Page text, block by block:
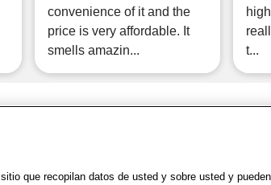
convenience of it and the
price is very affordable. It
smells amazin...
t...
| Accesibilidad | Política de Privacidad | WA Privacy
que recopilan datos de usted y sobre usted y